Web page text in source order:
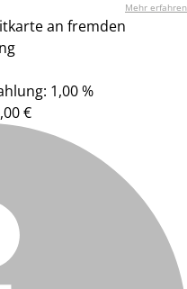
Mehr erfahren
an fremden
1,00 %
€